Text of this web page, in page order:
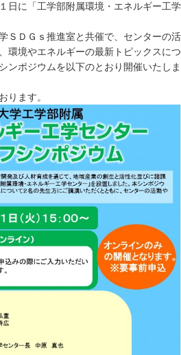
日に「工学部附属環境・エネルギー工学
ＳＤＧｓ推進室と共催で、センターの活
環境やエネルギーの最新トピックスにつ
ンポジウムを以下のとおり開催いたしま
ります。